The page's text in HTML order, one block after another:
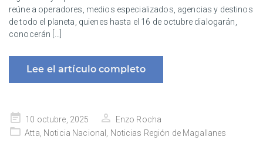
reúne a operadores, medios especializados, agencias y destinos
de todo el planeta, quienes hasta el 16 de octubre dialogarán,
conocerán […]
Lee el artículo completo
Publicado
en
10 octubre, 2025
Enzo Rocha
Atta Noticia Nacional Noticias Región de Magallanes